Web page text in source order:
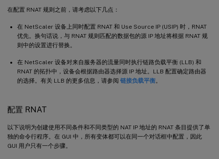
在配置 RNAT 规则之前，请考虑以下几点：
在 NetScaler 设备上同时配置 RNAT 和 Use Source IP (USIP) 时，RNAT
优先。换句话说，与 RNAT 规则匹配的数据包的源 IP 地址将根据 RNAT 规
则中的设置进行替换。
在 NetScaler 设备对来自服务器的流量同时执行链路负载平衡 (LLB) 和
RNAT 的拓扑中，设备会根据路由器选择源 IP 地址。LLB 配置确定路由器
的选择。有关 LLB 的更多信息，请参阅 链接负载平衡。
配置 RNAT
以下说明为创建使用不同条件和不同类型的 NAT IP 地址的 RNAT 条目提供了单
独的命令行程序。在 GUI 中，所有变体都可以在同一个对话框中配置，因此
GUI 用户只有一个步骤。